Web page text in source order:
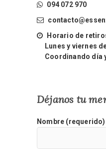
094 072 970
Horario de
Lunes y viernes
Coordinando día
Déjanos tu
Nombre (requerido)